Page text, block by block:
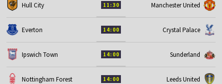
Hull City 11:30 Manchester United
Everton 14:00 Crystal Palace
Ipswich Town 14:00 Sunderland
Nottingham Forest 14:00 Leeds United